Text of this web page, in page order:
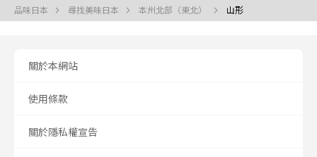
品味日本 尋找美味日本 本州北部（東北） 山形
關於本網站
使用條款
關於隱私權宣告